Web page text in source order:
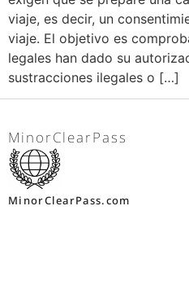
viaje, es decir, un
viaje. El objetivo es
legales han dado su
sustracciones ilegales o […]
MinorClearPass
MinorClearPass.com